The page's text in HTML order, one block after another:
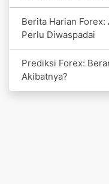
Berita Harian Forex:
Perlu Diwaspadai
Prediksi Forex:
Akibatnya?